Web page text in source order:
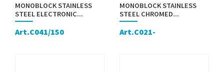
MONOBLOCK STAINLESS
STEEL ELECTRONIC...
Art.C041/150
MONOBLOCK STAINLESS
STEEL CHROMED...
Art.C021-